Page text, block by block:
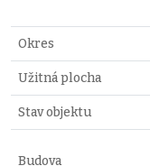
Okres
Užitná plocha
Stav objektu
Budova